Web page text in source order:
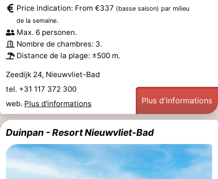
Nieuwvliet-
Bad
Zeebad
-
Zonneweelde
-
Zwinhoeve
Hôtels
Last
minutes
Plages
Voir
et
faire
Lieux
d'intérêt
-
Price indication: From €337 (basse saison) par milieu
de la semaine.
Max. 6 personen.
Nombre de chambres: 3.
Distance de la plage: ±500 m.
Zeedijk 24, Nieuwvliet-Bad
tel. +31 117 372 300
web. Plus d'informations Plus d'informations
Duinpan - Resort Nieuwvliet-Bad